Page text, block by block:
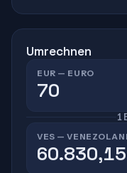
Umrechnen
EUR — EURO
1
VES —